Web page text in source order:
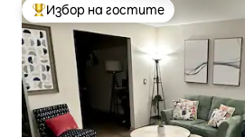
Най-популярен избор на гостите
Избор на гостите